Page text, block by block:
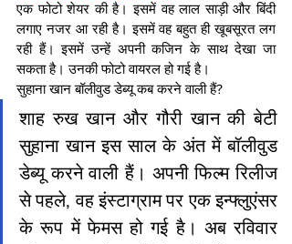
एक फोटो शेयर की है। इसमें वह लाल साड़ी और बिंदी
लगाए नजर आ रही है। इसमें वह बहुत ही खूबसूरत लग
रही हैं। इसमें उन्हें अपनी कजिन के साथ देखा जा
सकता है। उनकी फोटो वायरल हो गई है।
सुहाना खान बॉलीवुड डेब्यू कब करने वाली हैं?
शाह रुख खान और गौरी खान की बेटी
सुहाना खान इस साल के अंत में बॉलीवुड
डेब्यू करने वाली हैं। अपनी फिल्म रिलीज
से पहले, वह इंस्टाग्राम पर एक इन्फ्लुएंसर
के रूप में फेमस हो गई है। अब रविवार